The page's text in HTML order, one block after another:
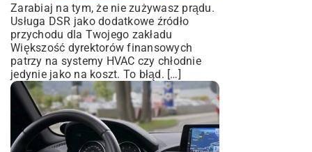
Zarabiaj na tym, że nie zużywasz prądu.
Usługa DSR jako dodatkowe źródło
przychodu dla Twojego zakładu
Większość dyrektorów finansowych
patrzy na systemy HVAC czy chłodnie
jedynie jako na koszt. To błąd. […]